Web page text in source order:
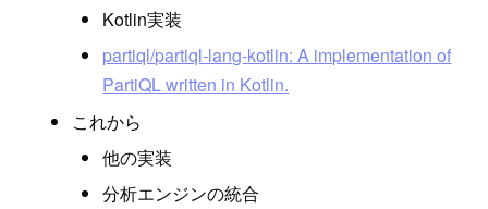
Kotlin実装
partiql/partiql-lang-kotlin: A implementation of
PartiQL written in Kotlin.
これから
他の実装
分析エンジンの統合